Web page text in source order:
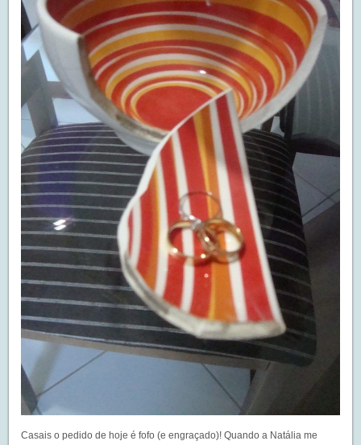
Casais o pedido de hoje é fofo (e engraçado)! Quando a Natália me